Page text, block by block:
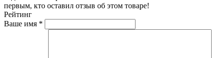
первым, кто оставил отзыв об этом товаре!
Рейтинг
Ваше имя *